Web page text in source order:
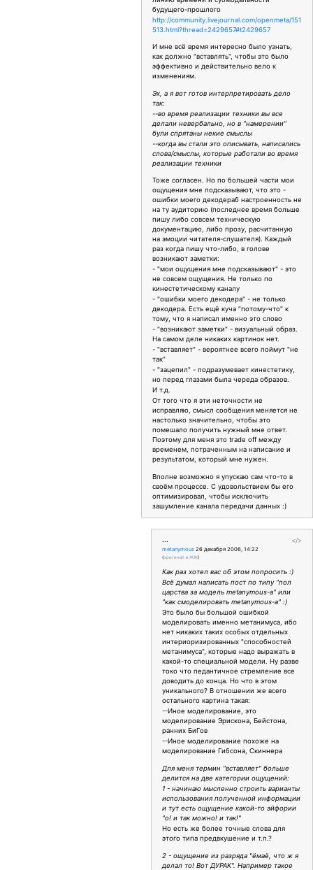
будущего-прошлого
http://community.livejournal.com/openmeta/151
513.html?thread=2429657#t2429657
И мне всё время интересно было узнать,
как должно "вставлять", чтобы это было
эффективно и действительно вело к
изменениям.
Эх, а я вот готов интерпретировать дело
так:
--во время реализации техники вы все
делали невербально, но в "намерении"
були спрятаны некие смыслы
--когда вы стали это описывать, написались
слова/смыслы, которые работали во время
реализации техники
Тоже согласен. Но по большей части мои
ощущения мне подсказывают, что это -
ошибки моего декодераб настроенность не
на ту аудиторию (последнее время больше
пишу либо совсем техническую
документацию, либо прозу, расчитанную
на эмоции читателя-слушателя). Каждый
раз когда пишу что-либо, в голове
возникают заметки:
- "мои ощущения мне подсказывают" - это
не совсем ощущения. Не только по
кинестетическому каналу
- "ошибки моего декодера" - не только
декодера. Есть ещё куча "потому-что" к
тому, что я написал именно это слово
- "возникают заметки" - визуальный образ.
На самом деле никаких картинок нет.
- "вставляет" - вероятнее всего поймут "не
так"
- "зацепил" - подразумевает кинестетику,
но перед глазами была череда образов.
И т.д.
От того что я эти неточности не
исправляю, смысл сообщения меняется не
настолько значительно, чтобы это
помешало получить нужный мне ответ.
Поэтому для меня это trade off между
временем, потраченным на написание и
результатом, который мне нужен.
Вполне возможно я упускаю сам что-то в
своём процессе. С удовольствием бы его
оптимизировал, чтобы исключить
зашумление канала передачи данных :)
</>
...
metanymous 26 декабря 2006, 14:22
(оригинал в ЖЖ)
Как раз хотел вас об этом попросить :)
Всё думал написать пост по типу "пол
царства за модель metanymous-а" или
"как смоделировать metanymous-а" :)
Это было бы большой ошибкой
моделировать именно метанимуса, ибо
нет никаких таких особых отдельных
интериоризированных "способностей
метанимуса", которые надо выражать в
какой-то специальной модели. Ну разве
токо что педантичное стремление все
доводить до конца. Но что в этом
уникального? В отношении же всего
остального картина такая:
--Иное моделирование, это
моделирование Эрискона, Бейстона,
ранних БиГов
--Иное моделирование похоже на
моделирование Гибсона, Скиннера
Для меня термин "вставляет" больше
делится на две категории ощущений:
1 - начинаю мысленно строить варианты
использования полученной информации
и тут есть ощущение какой-то эйфории
"о! и так можно! и так!"
Но есть же более точные слова для
этого типа предвкушение и т.п.?
2 - ощущение из разряда "ёмаё, что ж я
делал то! Вот ДУРАК". Например такое